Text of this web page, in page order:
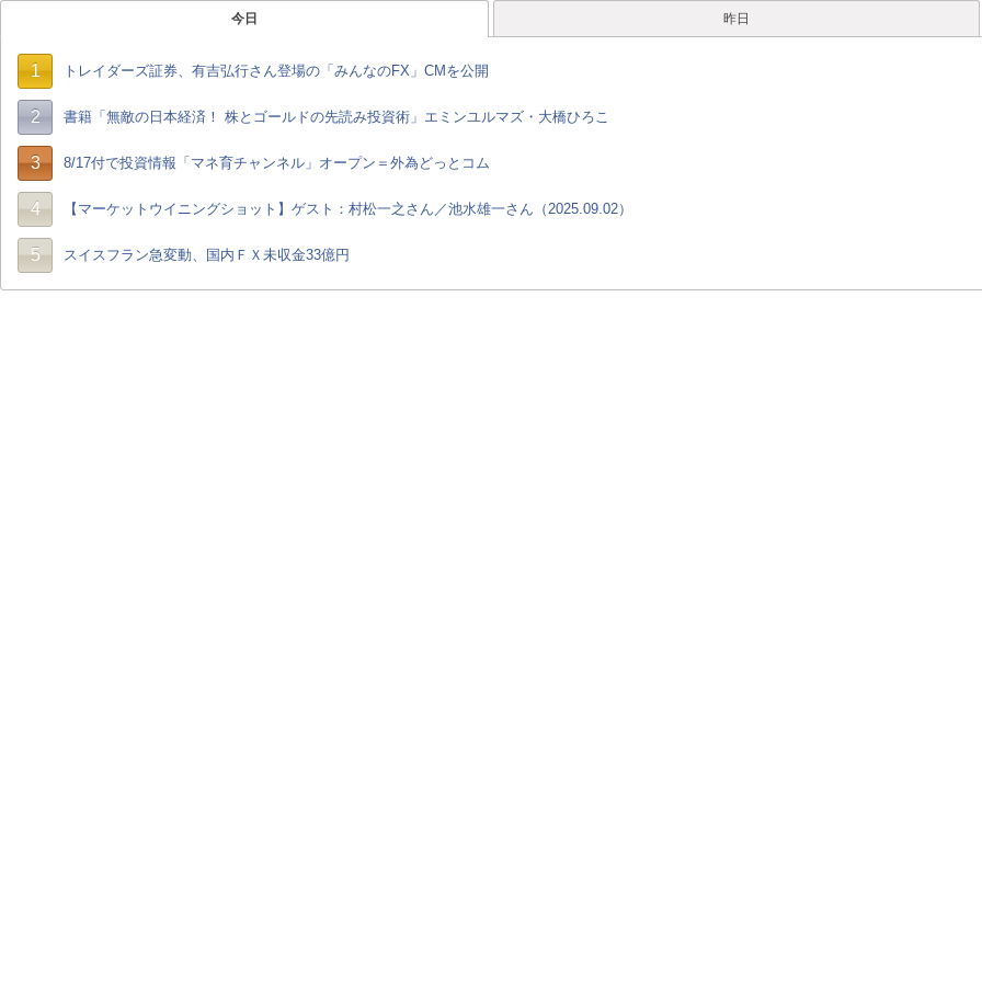
今日 昨日
1 トレイダーズ証券、有吉弘行さん登場の「みんなのFX」CMを公開
2 書籍「無敵の日本経済！ 株とゴールドの先読み投資術」エミンユルマズ・大橋ひろこ
3 8/17付で投資情報「マネ育チャンネル」オープン＝外為どっとコム
4 【マーケットウイニングショット】ゲスト：村松一之さん／池水雄一さん（2025.09.02）
5 スイスフラン急変動、国内ＦＸ未収金33億円